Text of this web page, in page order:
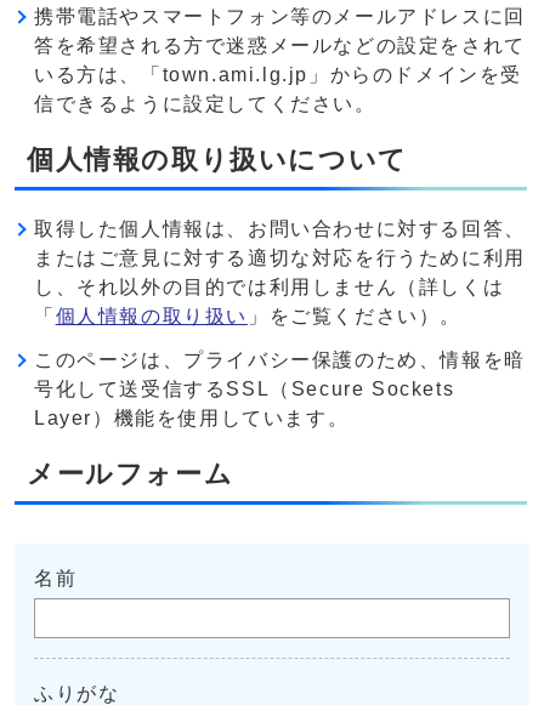
携帯電話やスマートフォン等のメールアドレスに回
答を希望される方で迷惑メールなどの設定をされて
いる方は、「town.ami.lg.jp」からのドメインを受
信できるように設定してください。
個人情報の取り扱いについて
取得した個人情報は、お問い合わせに対する回答、
またはご意見に対する適切な対応を行うために利用
し、それ以外の目的では利用しません（詳しくは
「 個人情報の取り扱い 」をご覧ください）。
このページは、プライバシー保護のため、情報を暗
号化して送受信するSSL（Secure Sockets
Layer）機能を使用しています。
メールフォーム
名前
ふりがな